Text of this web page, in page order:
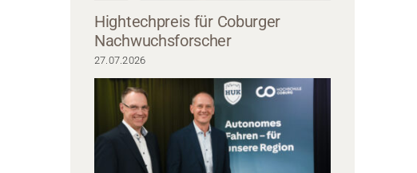
Hightechpreis für Coburger
Nachwuchsforscher
27.07.2026